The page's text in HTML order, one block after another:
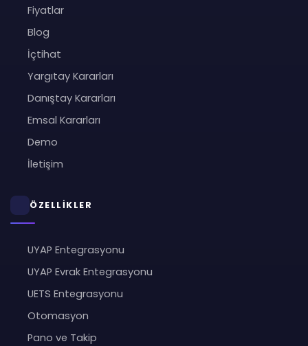
Fiyatlar
Blog
İçtihat
Yargıtay Kararları
Danıştay Kararları
Emsal Kararları
Demo
İletişim
ÖZELLİKLER
UYAP Entegrasyonu
UYAP Evrak Entegrasyonu
UETS Entegrasyonu
Otomasyon
Pano ve Takip